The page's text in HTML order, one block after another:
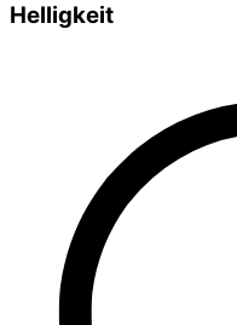
Helligkeit